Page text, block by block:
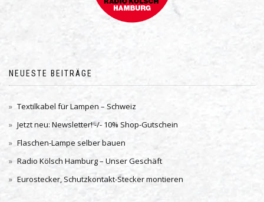
NEUESTE BEITRÄGE
Textilkabel für Lampen – Schweiz
Jetzt neu: Newsletter! -/- 10% Shop-Gutschein
Flaschen-Lampe selber bauen
Radio Kölsch Hamburg – Unser Geschäft
Eurostecker, Schutzkontakt-Stecker montieren